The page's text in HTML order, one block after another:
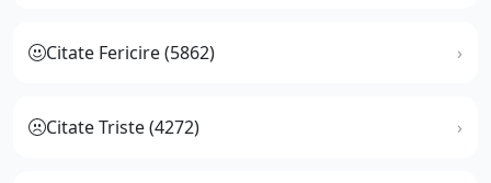
Citate Fericire (5862)
Citate Triste (4272)